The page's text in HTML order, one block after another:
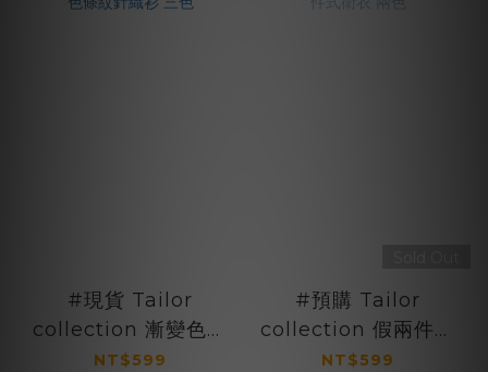
#現貨 Tailor
collection 漸變色條
紋針織衫 三色
NT$599
#預購 Tailor
collection 假兩件式
衛衣 兩色
NT$599